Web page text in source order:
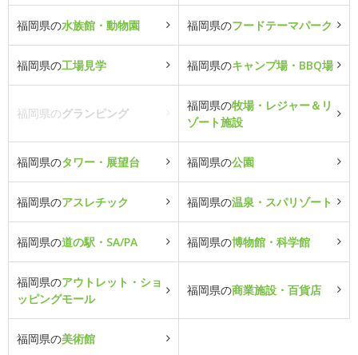
福岡県の水族館・動物園 福岡県のフードテーマパーク
福岡県の工場見学 福岡県のキャンプ場・BBQ場
福岡県のグランピング
福岡県の牧場・レジャー＆リ
ゾート施設
福岡県のタワー・展望台 福岡県の公園
福岡県のアスレチック 福岡県の温泉・スパリゾート
福岡県の道の駅・SA/PA 福岡県の博物館・科学館
福岡県のアウトレット・ショ
ッピングモール
福岡県の商業施設・百貨店
福岡県の美術館